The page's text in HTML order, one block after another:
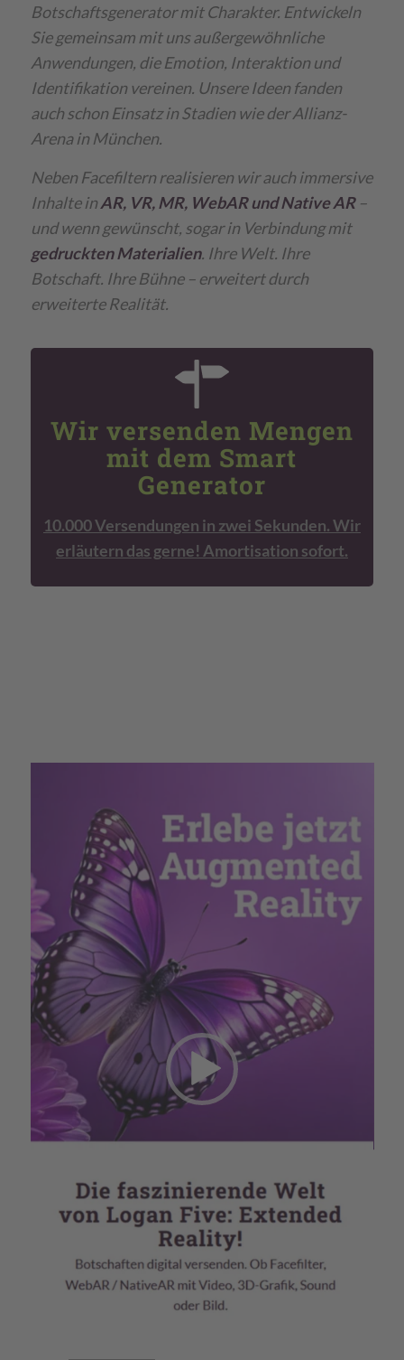
Botschaftsgenerator mit Charakter. Entwickeln
Sie gemeinsam mit uns außergewöhnliche
Anwendungen, die Emotion, Interaktion und
Identifikation vereinen. Unsere Ideen fanden
auch schon Einsatz in Stadien wie der Allianz-
Arena in München.
Neben Facefiltern realisieren wir auch immersive
Inhalte inAR, VR, MR, WebAR und Native AR–
und wenn gewünscht, sogar in Verbindung mit
gedruckten Materialien. Ihre Welt. Ihre
Botschaft. Ihre Bühne – erweitert durch
erweiterte Realität.
Wir versenden Mengen
mit dem Smart
Generator
10.000 Versendungen in zwei Sekunden. Wir
erläutern das gerne! Amortisation sofort.